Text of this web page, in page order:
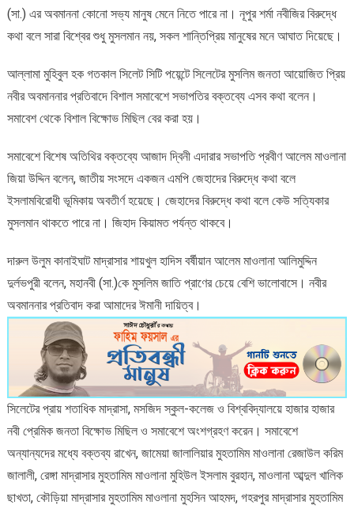
না
:
মুহিবুল
হক
(সা.) এর অবমাননা কোনো সভ্য মানুষ মেনে নিতে পারে না। নূপুর শর্মা নবীজির বিরুদ্ধে
কথা বলে সারা বিশ্বের শুধু মুসলমান নয়, সকল শান্তিপ্রিয় মানুষের মনে আঘাত দিয়েছে।
আল্লামা মুহিবুল হক গতকাল সিলেট সিটি পয়েন্টে সিলেটের মুসলিম জনতা আয়োজিত প্রিয়
নবীর অবমাননার প্রতিবাদে বিশাল সমাবেশে সভাপতির বক্তব্যে এসব কথা বলেন।
সমাবেশ থেকে বিশাল বিক্ষোভ মিছিল বের করা হয়।
সমাবেশে বিশেষ অতিথির বক্তব্যে আজাদ দ্বিনী এদারার সভাপতি প্রবীণ আলেম মাওলানা
জিয়া উদ্দিন বলেন, জাতীয় সংসদে একজন এমপি জেহাদের বিরুদ্ধে কথা বলে
ইসলামবিরোধী ভূমিকায় অবতীর্ণ হয়েছে। জেহাদের বিরুদ্ধে কথা বলে কেউ সত্যিকার
মুসলমান থাকতে পারে না। জিহাদ কিয়ামত পর্যন্ত থাকবে।
দারুল উলুম কানাইঘাট মাদ্রাসার শায়খুল হাদিস বর্ষীয়ান আলেম মাওলানা আলিমুদ্দিন
দুর্লভপুরী বলেন, মহানবী (সা.)কে মুসলিম জাতি প্রাণের চেয়ে বেশি ভালোবাসে। নবীর
অবমাননার প্রতিবাদ করা আমাদের ঈমানী দায়িত্ব।
সিলেটের প্রায় শতাধিক মাদ্রাসা, মসজিদ স্কুল-কলেজ ও বিশ্ববিদ্যালয়ে হাজার হাজার
নবী প্রেমিক জনতা বিক্ষোভ মিছিল ও সমাবেশে অংশগ্রহণ করেন। সমাবেশে
অন্যান্যদের মধ্যে বক্তব্য রাখেন, জামেয়া জালালিয়ার মুহতামিম মাওলানা রেজাউল করিম
জালালী, রেঙ্গা মাদ্রাসার মুহতামিম মাওলানা মুহিউল ইসলাম বুরহান, মাওলানা আব্দুল খালিক
ছাখতা, কৌড়িয়া মাদ্রাসার মুহতামিম মাওলানা মুহসিন আহমদ, গহরপুর মাদ্রাসার মুহতামিম